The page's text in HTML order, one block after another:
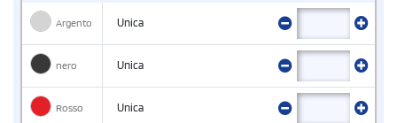
Argento Unica
nero Unica
Rosso Unica